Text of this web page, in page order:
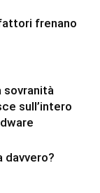
frenano
sovranità
sull’intero
davvero?